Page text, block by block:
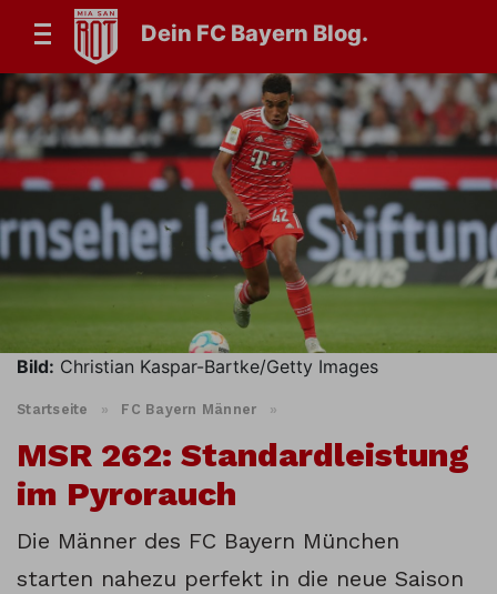
Dein FC Bayern Blog.
Bild: Christian Kaspar-Bartke/Getty Images
Startseite » FC Bayern Männer »
MSR 262: Standardleistung
im Pyrorauch
Die Männer des FC Bayern München
starten nahezu perfekt in die neue Saison